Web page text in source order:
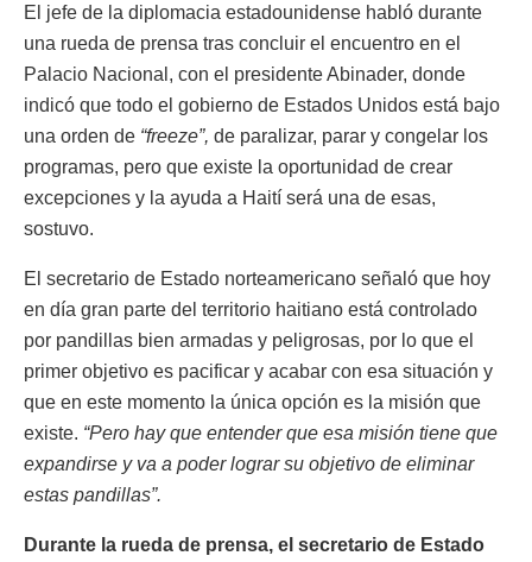
El jefe de la diplomacia estadounidense habló durante
una rueda de prensa tras concluir el encuentro en el
Palacio Nacional, con el presidente Abinader, donde
indicó que todo el gobierno de Estados Unidos está bajo
una orden de “freeze”, de paralizar, parar y congelar los
programas, pero que existe la oportunidad de crear
excepciones y la ayuda a Haití será una de esas,
sostuvo.
El secretario de Estado norteamericano señaló que hoy
en día gran parte del territorio haitiano está controlado
por pandillas bien armadas y peligrosas, por lo que el
primer objetivo es pacificar y acabar con esa situación y
que en este momento la única opción es la misión que
existe. “Pero hay que entender que esa misión tiene que
expandirse y va a poder lograr su objetivo de eliminar
estas pandillas”.
Durante la rueda de prensa, el secretario de Estado